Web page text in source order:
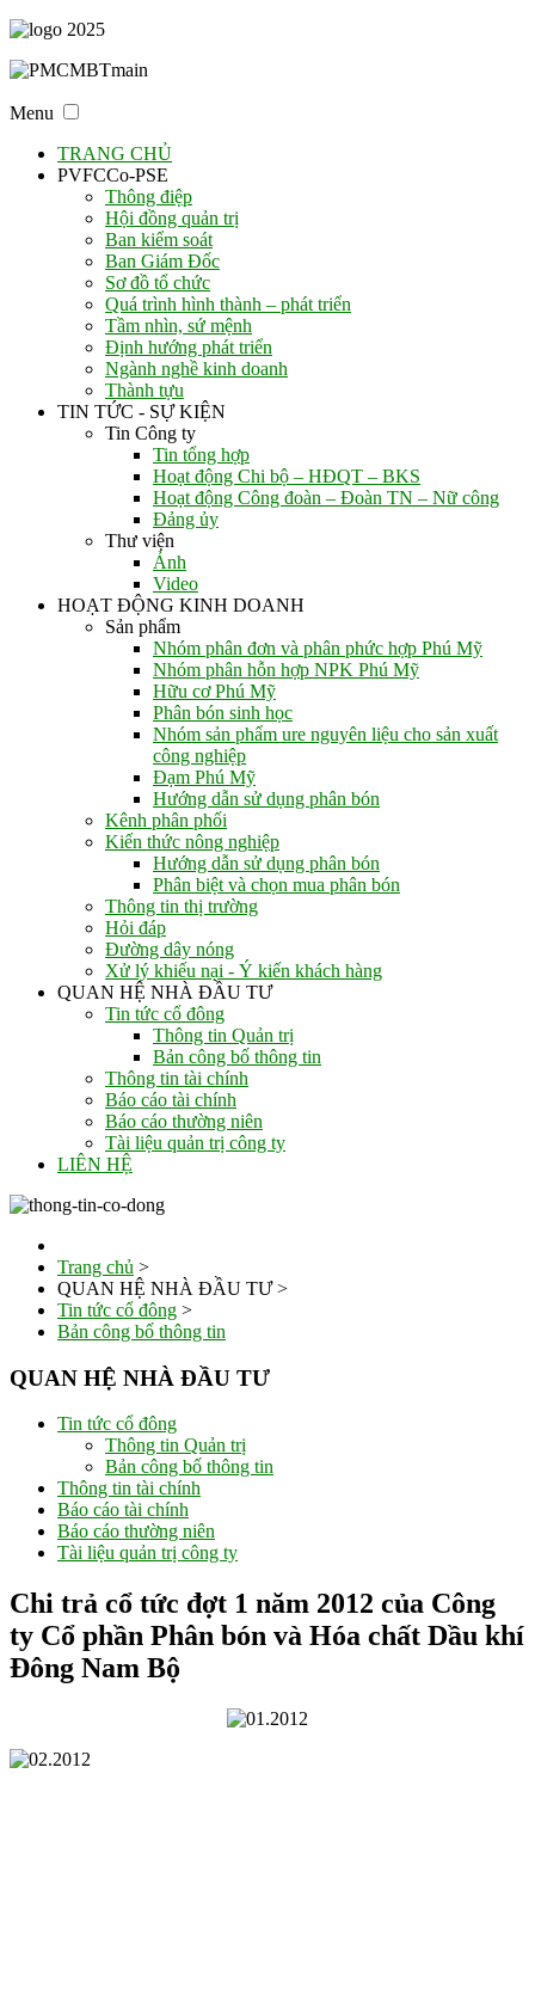
Menu
TRANG CHỦ
PVFCCo-PSE
Thông điệp
Hội đồng quản trị
Ban kiểm soát
Ban Giám Đốc
Sơ đồ tổ chức
Quá trình hình thành – phát triển
Tầm nhìn, sứ mệnh
Định hướng phát triển
Ngành nghề kinh doanh
Thành tựu
TIN TỨC - SỰ KIỆN
Tin Công ty
Tin tổng hợp
Hoạt động Chi bộ – HĐQT – BKS
Hoạt động Công đoàn – Đoàn TN – Nữ công
Đảng ủy
Thư viện
Ảnh
Video
HOẠT ĐỘNG KINH DOANH
Sản phẩm
Nhóm phân đơn và phân phức hợp Phú Mỹ
Nhóm phân hỗn hợp NPK Phú Mỹ
Hữu cơ Phú Mỹ
Phân bón sinh học
Nhóm sản phẩm ure nguyên liệu cho sản xuất
công nghiệp
Đạm Phú Mỹ
Hướng dẫn sử dụng phân bón
Kênh phân phối
Kiến thức nông nghiệp
Hướng dẫn sử dụng phân bón
Phân biệt và chọn mua phân bón
Thông tin thị trường
Hỏi đáp
Đường dây nóng
Xử lý khiếu nại - Ý kiến khách hàng
QUAN HỆ NHÀ ĐẦU TƯ
Tin tức cổ đông
Thông tin Quản trị
Bản công bố thông tin
Thông tin tài chính
Báo cáo tài chính
Báo cáo thường niên
Tài liệu quản trị công ty
LIÊN HỆ
Trang chủ >
QUAN HỆ NHÀ ĐẦU TƯ>
Tin tức cổ đông >
Bản công bố thông tin
QUAN HỆ NHÀ ĐẦU TƯ
Tin tức cổ đông
Thông tin Quản trị
Bản công bố thông tin
Thông tin tài chính
Báo cáo tài chính
Báo cáo thường niên
Tài liệu quản trị công ty
Chi trả cổ tức đợt 1 năm 2012 của Công
ty Cổ phần Phân bón và Hóa chất Dầu khí
Đông Nam Bộ